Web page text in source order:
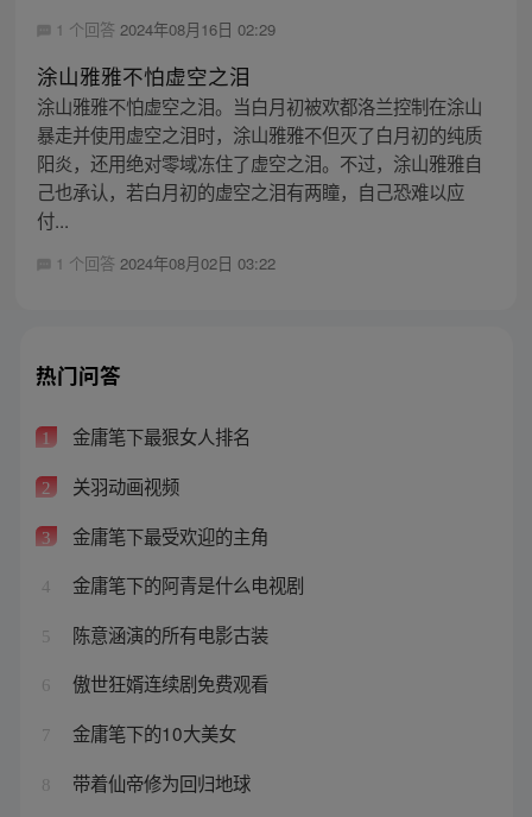
1 个回答 2024年08月16日 02:29
涂山雅雅不怕虚空之泪
涂山雅雅不怕虚空之泪。当白月初被欢都洛兰控制在涂山
暴走并使用虚空之泪时，涂山雅雅不但灭了白月初的纯质
阳炎，还用绝对零域冻住了虚空之泪。不过，涂山雅雅自
己也承认，若白月初的虚空之泪有两瞳，自己恐难以应
付...
1 个回答 2024年08月02日 03:22
热门问答
1 金庸笔下最狠女人排名
2 关羽动画视频
3 金庸笔下最受欢迎的主角
4 金庸笔下的阿青是什么电视剧
5 陈意涵演的所有电影古装
6 傲世狂婿连续剧免费观看
7 金庸笔下的10大美女
8 带着仙帝修为回归地球